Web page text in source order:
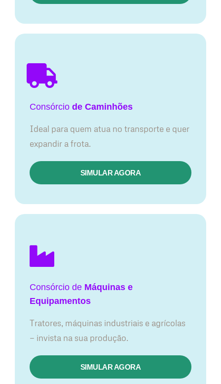
Consórcio de Caminhões
Ideal para quem atua no transporte e quer
expandir a frota.
SIMULAR AGORA
Consórcio de Máquinas e
Equipamentos
Tratores, máquinas industriais e agrícolas
— invista na sua produção.
SIMULAR AGORA